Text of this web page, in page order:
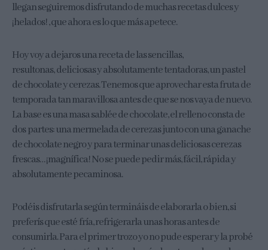
llegan seguiremos disfrutando de muchas recetas dulces y
¡helados! , que ahora es lo que más apetece.
Hoy voy a dejaros una receta de las sencillas,
resultonas, deliciosas y absolutamente tentadoras, un pastel
de chocolate y cerezas. Tenemos que aprovechar esta fruta de
temporada tan maravillosa antes de que se nos vaya de nuevo.
La base es una masa sablée de chocolate, el relleno consta de
dos partes: una mermelada de cerezas junto con una ganache
de chocolate negro y para terminar unas deliciosas cerezas
frescas… ¡magnífica! No se puede pedir más, fácil, rápida y
absolutamente pecaminosa.
Podéis disfrutarla según termináis de elaborarla o bien, si
preferís que esté fría, refrigerarla unas horas antes de
consumirla. Para el primer trozo yo no pude esperar y la probé